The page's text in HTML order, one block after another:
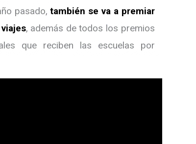
pasado,también se va a premiar
, además de todos los premios
que reciben las escuelas por